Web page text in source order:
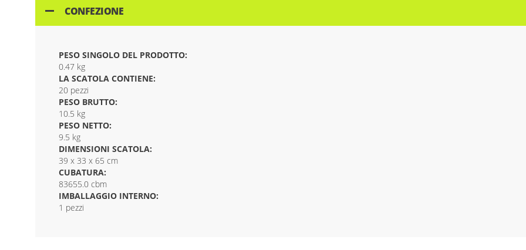
CONFEZIONE
PESO SINGOLO DEL PRODOTTO:
0.47 kg
LA SCATOLA CONTIENE:
20 pezzi
PESO BRUTTO:
10.5 kg
PESO NETTO:
9.5 kg
DIMENSIONI SCATOLA:
39 x 33 x 65 cm
CUBATURA:
83655.0 cbm
IMBALLAGGIO INTERNO:
1 pezzi